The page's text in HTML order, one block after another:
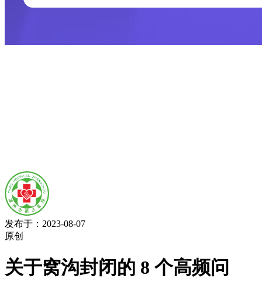
发布于：2023-08-07
原创
关于窝沟封闭的 8 个高频问